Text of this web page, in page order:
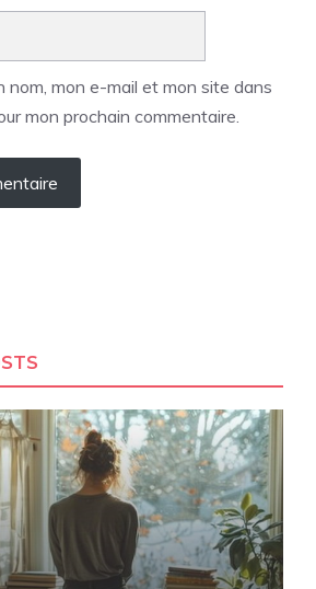
nom, mon e-mail et mon site dans
mon prochain commentaire.